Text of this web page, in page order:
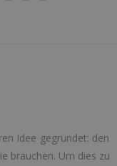
Idee gegründet: den
brauchen. Um dies zu